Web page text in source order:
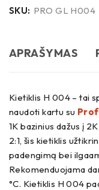
SKU: PRO GL H004
APRAŠYMAS
Kietiklis H 004 – tai
naudoti kartu su
1K bazinius dažus į
2:1, šis kietiklis
padengimą bei
Rekomenduojama
°C. Kietiklis H 004